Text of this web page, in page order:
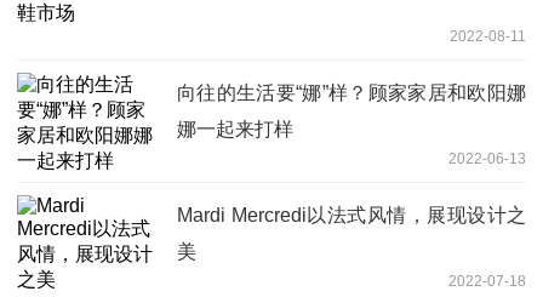
2022-08-11
向往的生活要“娜”样？顾家家居和欧阳娜
娜一起来打样
2022-06-13
Mardi Mercredi以法式风情，展现设计之
美
2022-07-18